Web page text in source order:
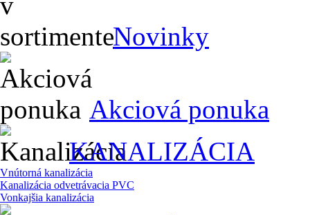
Novinky
Akciová ponuka
KANALIZÁCIA
Vnútorná kanalizácia
Kanalizácia odvetrávacia PVC
Vonkajšia kanalizácia